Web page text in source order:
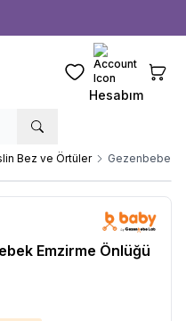
Favorilerim
Hesabım
Bez ve Örtüler Gezenbebe
Emzirme Önlüğü